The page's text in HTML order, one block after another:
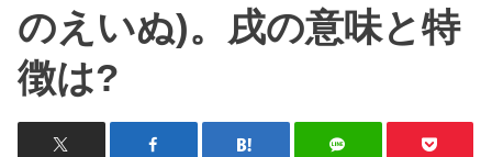
のえいぬ)。戌の意味と特
徴は?